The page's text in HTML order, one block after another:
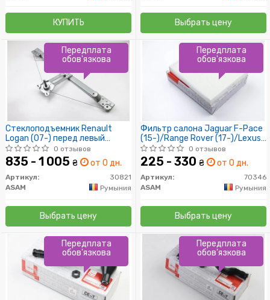
КУПИТЬ Выбрать цену
Стеклоподъемник Renault
Logan (07-) перед левый
(механ) (30821) Asam
0 отзывов
835 - 1 005 ₴ от 0 дн.
Артикул:
30821
ASAM
Румыния
Выбрать цену
Передплата
обов'язкова
Фильтр салона Jaguar F-Pace
(15-)/Range Rover (17-)/Lexus
ES, GS, RX (12-)/Subaru Legacy
(09-)/Toyota Camry (11-)
(70346) Asam
0 отзывов
225 - 330 ₴ от 0 дн.
Артикул:
70346
ASAM
Румыния
Выбрать цену
Передплата
обов'язкова
Передплата
обов'язкова
Передплата
обов'язкова